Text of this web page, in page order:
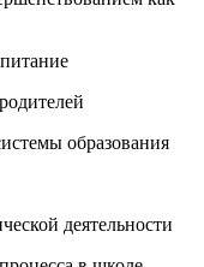
образования
деятельности